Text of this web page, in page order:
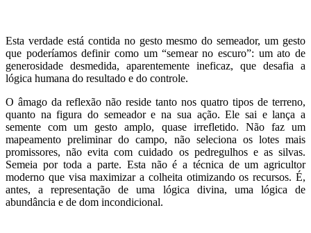
Esta verdade está contida no gesto mesmo do semeador, um gesto
que poderíamos definir como um “semear no escuro”: um ato de
generosidade desmedida, aparentemente ineficaz, que desafia a
lógica humana do resultado e do controle.
O âmago da reflexão não reside tanto nos quatro tipos de terreno,
quanto na figura do semeador e na sua ação. Ele sai e lança a
semente com um gesto amplo, quase irrefletido. Não faz um
mapeamento preliminar do campo, não seleciona os lotes mais
promissores, não evita com cuidado os pedregulhos e as silvas.
Semeia por toda a parte. Esta não é a técnica de um agricultor
moderno que visa maximizar a colheita otimizando os recursos. É,
antes, a representação de uma lógica divina, uma lógica de
abundância e de dom incondicional.